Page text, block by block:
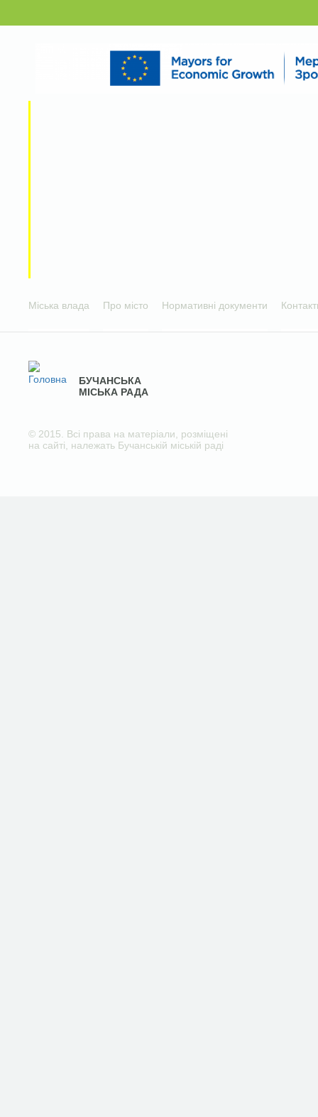
Міська влада Про місто Нормативні документи
БУЧАНСЬКА
МІСЬКА РАДА
© 2015. Всі права на матеріали, розміщені
на сайті, належать Бучанській міській раді